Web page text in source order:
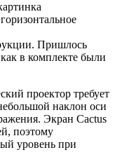
Пришлось
в комплекте были
проектор требует
наклон оси
Экран Cactus
поэтому
уровень при